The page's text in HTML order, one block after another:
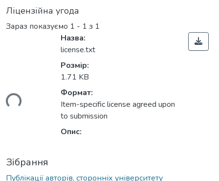
Ліцензійна угода
Зараз показуємо 1 - 1 з 1
Назва:
license.txt
Розмір:
1.71 KB
Формат:
Item-specific license agreed upon
to submission
Опис:
Зібрання
Публікації авторів, сторонніх університету